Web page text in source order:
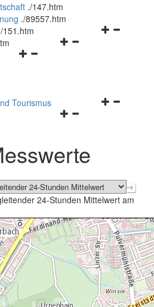
./147.htm
./89557.htm
Navigationsmenü
/151.htm
Navigationsmenü
Navigationsmenü
schließen
Tourismus
24-Stunden Mittelwert am